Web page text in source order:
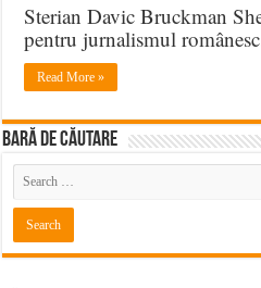
Sterian Davic Bruckman
pentru jurnalismul
Read More »
BARĂ DE CĂUTARE